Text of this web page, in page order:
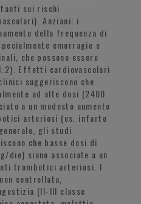
sui rischi
Anziani: i
della frequenza di
emorragie e
che possono essere
Effetti cardiovascolari
suggeriscono che
ad alte dosi (2400
a un modesto aumento
arteriosi (es. infarto
gli studi
che basse dosi di
die) siano associate a un
trombotici arteriosi. I
controllata,
(II-III classe